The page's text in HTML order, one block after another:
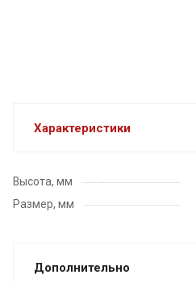
Характеристики
Высота, мм
Размер, мм
Дополнительно